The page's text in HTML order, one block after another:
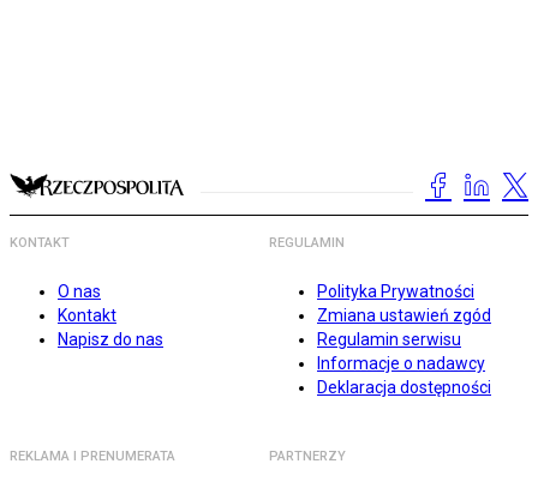
KONTAKT
O nas
Kontakt
Napisz do nas
REGULAMIN
Polityka Prywatności
Zmiana ustawień zgód
Regulamin serwisu
Informacje o nadawcy
Deklaracja dostępności
REKLAMA I PRENUMERATA PARTNERZY